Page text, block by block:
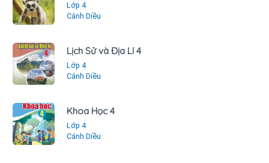
Lớp 4
Cánh Diều
Lịch Sử và Địa Lí 4
Lớp 4
Cánh Diều
Khoa Học 4
Lớp 4
Cánh Diều